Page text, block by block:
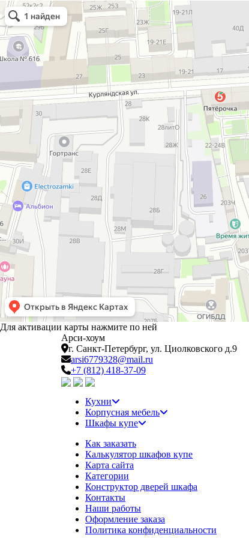
Для активации карты нажмите по ней
Арси-хоум
г. Санкт-Петербург, ул. Циолковского д.9
arsi6779328@mail.ru
+7 (812) 418-37-09
Кухни
Корпусная мебель
Шкафы купе
Как заказать
Калькулятор шкафов купе
Карта сайта
Категории
Конструктор дверей шкафа
Контакты
Наши работы
Оформление заказа
Политика конфиденциальности